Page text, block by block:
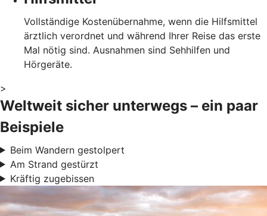
Vollständige Kostenübernahme, wenn die Hilfsmittel
ärztlich verordnet und während Ihrer Reise das erste
Mal nötig sind. Ausnahmen sind Sehhilfen und
Hörgeräte.
>
Weltweit sicher unterwegs – ein paar
Beispiele
Beim Wandern gestolpert
Am Strand gestürzt
Kräftig zugebissen